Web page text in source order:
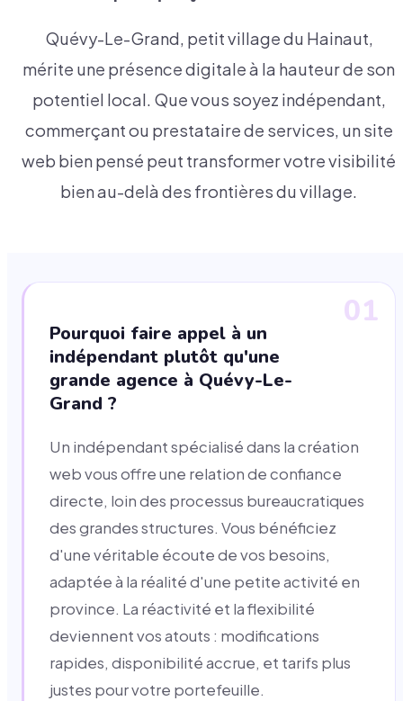
Quévy-Le-Grand, petit village du Hainaut,
mérite une présence digitale à la hauteur de son
potentiel local. Que vous soyez indépendant,
commerçant ou prestataire de services, un site
web bien pensé peut transformer votre visibilité
bien au-delà des frontières du village.
01
Pourquoi faire appel à un
indépendant plutôt qu'une
grande agence à Quévy-Le-
Grand ?
Un indépendant spécialisé dans la création
web vous offre une relation de confiance
directe, loin des processus bureaucratiques
des grandes structures. Vous bénéficiez
d'une véritable écoute de vos besoins,
adaptée à la réalité d'une petite activité en
province. La réactivité et la flexibilité
deviennent vos atouts : modifications
rapides, disponibilité accrue, et tarifs plus
justes pour votre portefeuille.